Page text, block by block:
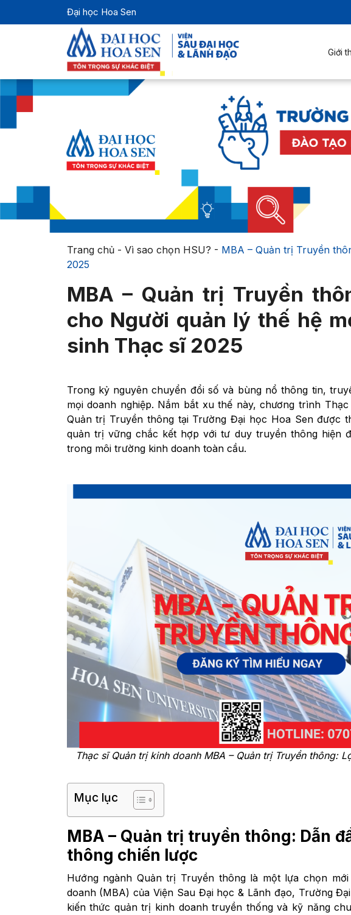
Đại học Hoa Sen
Giới
Trang chủ- Vì sao chọn HSU? - MBA – Quản trị Truyền
2025
MBA – Quản trị Truyền
cho Người quản lý thế hệ
sinh Thạc sĩ 2025
Trong kỷ nguyên chuyển đổi số và bùng nổ thông tin,
mọi doanh nghiệp. Nắm bắt xu thế này, chương trình
Quản trị Truyền thông tại Trường Đại học Hoa Sen được
quản trị vững chắc kết hợp với tư duy truyền thông hiện
trong môi trường kinh doanh toàn cầu.
Thạc sĩ Quản trị kinh doanh MBA – Quản trị Truyền thông:
Mục lục
MBA – Quản trị truyền thông: Dẫn
thông chiến lược
Hướng ngành Quản trị Truyền thông là một lựa chọn
doanh (MBA) của Viện Sau Đại học & Lãnh đạo, Trường
kiến thức quản trị kinh doanh truyền thống và kỹ năng